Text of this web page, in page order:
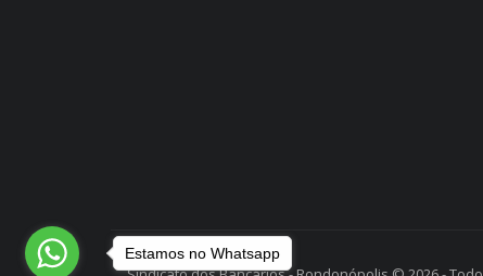
Estamos no Whatsapp